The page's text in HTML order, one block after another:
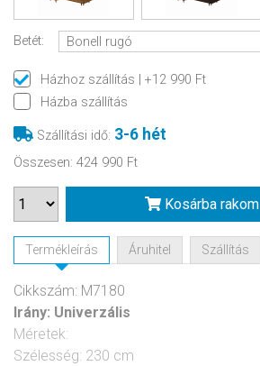
Betét: Bonell rugó
Házhoz szállítás
| +12 990 Ft
Házba szállítás
Szállítási idő: 3-6 hét
Összesen: 424 990 Ft
Kosárba rakom
Termékleírás Áruhitel Szállítás
Cikkszám: M7180
Irány: Univerzális
Méretek:
Szélesség: 230 cm